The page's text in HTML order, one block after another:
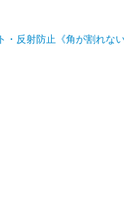
・反射防止《角が割れな